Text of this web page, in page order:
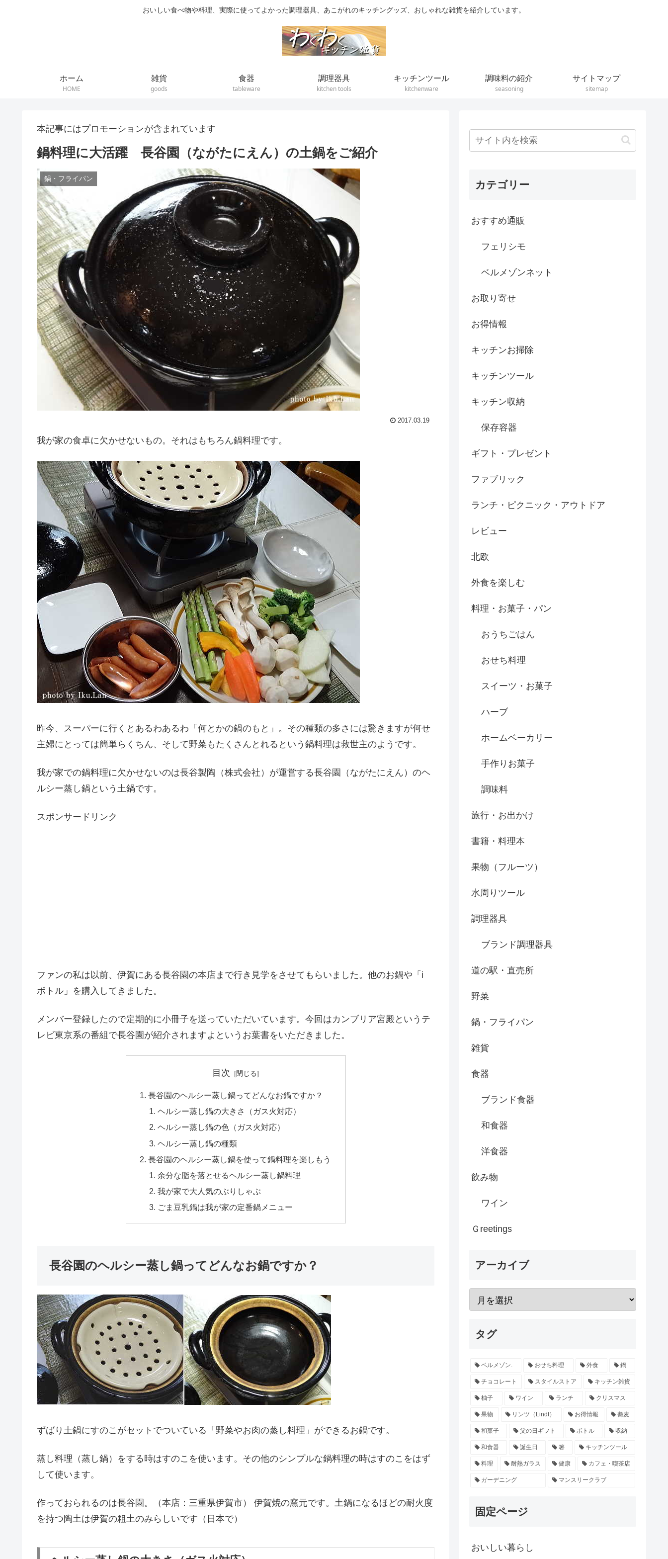
おいしい食べ物や料理、実際に使ってよかった調理器具、あこがれのキッチングッズ、おしゃれな雑貨を紹介しています。
ホーム
HOME
雑貨
goods
食器
tableware
調理器具
kitchen tools
キッチンツール
kitchenware
調味料の紹介
seasoning
サイトマップ
sitemap
本記事にはプロモーションが含まれています
鍋料理に大活躍 長谷園（ながたにえん）の土鍋をご紹介
鍋・フライパン
2017.03.19
我が家の食卓に欠かせないもの。それはもちろん鍋料理です。
昨今、スーパーに行くとあるわあるわ「何とかの鍋のもと」。その種類の多さには驚きますが何せ
主婦にとっては簡単らくちん、そして野菜もたくさんとれるという鍋料理は救世主のようです。
我が家での鍋料理に欠かせないのは長谷製陶（株式会社）が運営する長谷園（ながたにえん）のヘ
ルシー蒸し鍋という土鍋です。
スポンサードリンク
ファンの私は以前、伊賀にある長谷園の本店まで行き見学をさせてもらいました。他のお鍋や「i
ボトル」を購入してきました。
メンバー登録したので定期的に小冊子を送っていただいています。今回はカンブリア宮殿というテ
レビ東京系の番組で長谷園が紹介されますよというお葉書をいただきました。
目次
長谷園のヘルシー蒸し鍋ってどんなお鍋ですか？
ヘルシー蒸し鍋の大きさ（ガス火対応）
ヘルシー蒸し鍋の色（ガス火対応）
ヘルシー蒸し鍋の種類
長谷園のヘルシー蒸し鍋を使って鍋料理を楽しもう
余分な脂を落とせるヘルシー蒸し鍋料理
我が家で大人気のぶりしゃぶ
ごま豆乳鍋は我が家の定番鍋メニュー
長谷園のヘルシー蒸し鍋ってどんなお鍋ですか？
ずばり土鍋にすのこがセットでついている「野菜やお肉の蒸し料理」ができるお鍋です。
蒸し料理（蒸し鍋）をする時はすのこを使います。その他のシンプルな鍋料理の時はすのこをはず
して使います。
作っておられるのは長谷園。（本店：三重県伊賀市） 伊賀焼の窯元です。土鍋になるほどの耐火度
を持つ陶土は伊賀の粗土のみらしいです（日本で）
カテゴリー
おすすめ通販
フェリシモ
ベルメゾンネット
お取り寄せ
お得情報
キッチンお掃除
キッチンツール
キッチン収納
保存容器
ギフト・プレゼント
ファブリック
ランチ・ピクニック・アウトドア
レビュー
北欧
外食を楽しむ
料理・お菓子・パン
おうちごはん
おせち料理
スイーツ・お菓子
ハーブ
ホームベーカリー
手作りお菓子
調味料
旅行・お出かけ
書籍・料理本
果物（フルーツ）
水周りツール
調理器具
ブランド調理器具
道の駅・直売所
野菜
鍋・フライパン
雑貨
食器
ブランド食器
和食器
洋食器
飲み物
ワイン
Ｇreetings
アーカイブ
タグ
ベルメゾン. おせち料理 外食 鍋
チョコレート スタイルストア キッチン雑貨
柚子 ワイン ランチ クリスマス
果物 リンツ（Lindt） お得情報 蕎麦
和菓子 父の日ギフト ボトル 収納
和食器 誕生日 箸 キッチンツール
料理 耐熱ガラス 健康 カフェ・喫茶店
ガーデニング マンスリークラブ
固定ページ
おいしい暮らし